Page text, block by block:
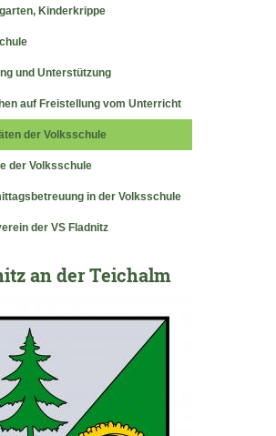
Kinderkrippe
und Unterstützung
auf Freistellung vom Unterricht
der Volksschule
der Volksschule
in der Volksschule
der VS Fladnitz
an der Teichalm